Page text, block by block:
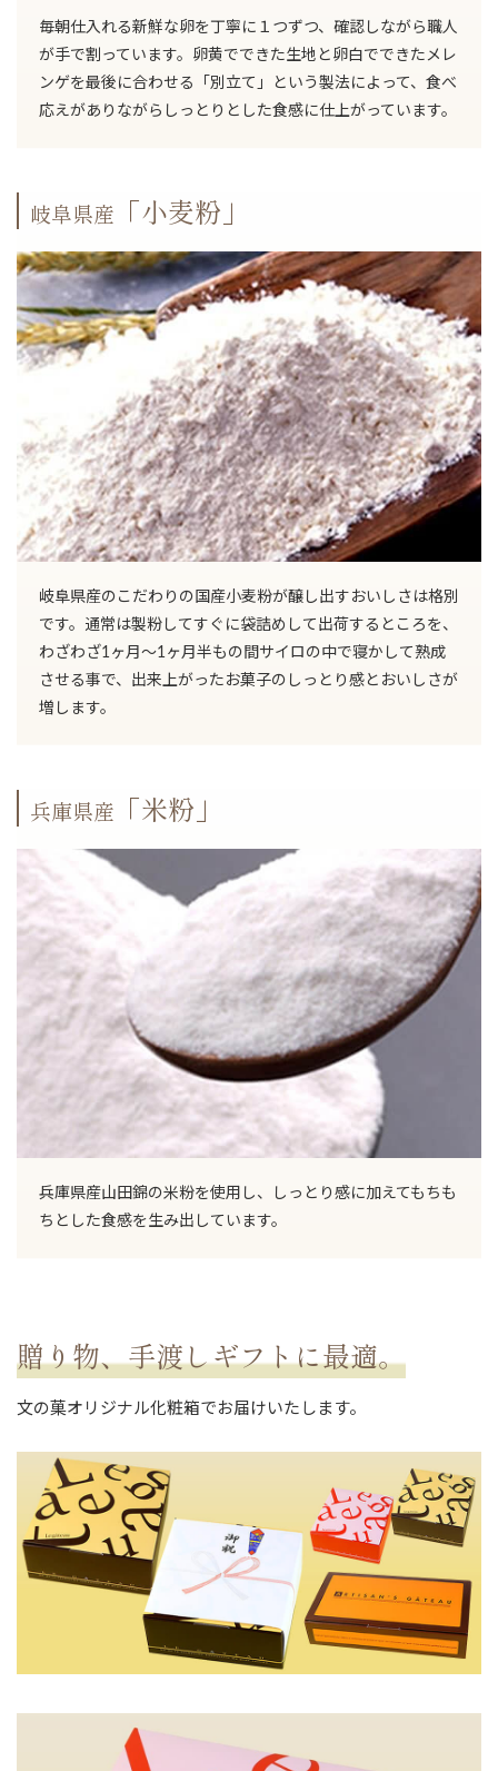
毎朝仕入れる新鮮な卵を丁寧に１つずつ、確認しながら職人
が手で割っています。卵黄でできた生地と卵白でできたメレ
ンゲを最後に合わせる「別立て」という製法によって、食べ
応えがありながらしっとりとした食感に仕上がっています。
岐阜県産 「小麦粉」
岐阜県産のこだわりの国産小麦粉が醸し出すおいしさは格別
です。通常は製粉してすぐに袋詰めして出荷するところを、
わざわざ1ヶ月～1ヶ月半もの間サイロの中で寝かして熟成
させる事で、出来上がったお菓子のしっとり感とおいしさが
増します。
兵庫県産 「米粉」
兵庫県産山田錦の米粉を使用し、しっとり感に加えてもちも
ちとした食感を生み出しています。
贈り物、手渡しギフトに最適。
文の菓オリジナル化粧箱でお届けいたします。